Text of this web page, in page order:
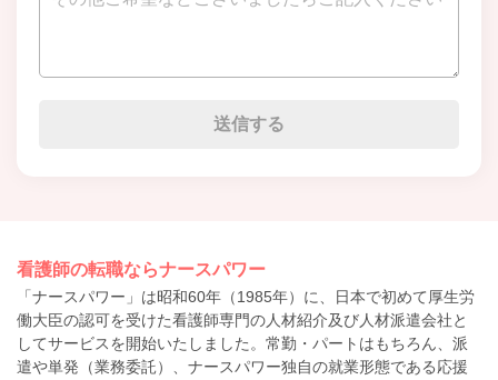
看護師の転職ならナースパワー
「ナースパワー」は昭和60年（1985年）に、日本で初めて厚生労
働大臣の認可を受けた看護師専門の人材紹介及び人材派遣会社と
してサービスを開始いたしました。常勤・パートはもちろん、派
遣や単発（業務委託）、ナースパワー独自の就業形態である応援